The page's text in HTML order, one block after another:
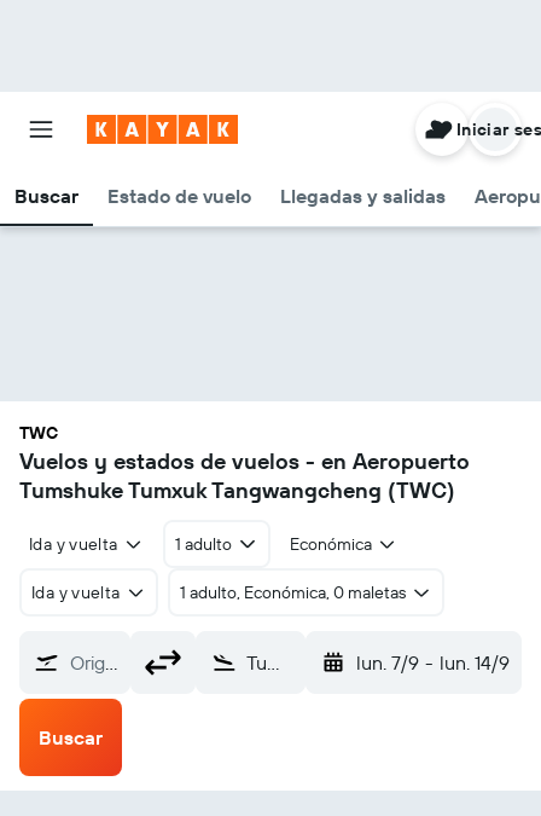
Buscar Estado de vuelo Llegadas y salidas
Iniciar
TWC
Vuelos y estados de vuelos - en Aeropuerto
Tumshuke Tumxuk Tangwangcheng (TWC)
Ida y vuelta 1 adulto Económica
Ida y vuelta 1 adulto, Económica, 0 maletas
Origen Tumshuke Tumxuk Tangwangcheng (TWC) lun. 7/9 - lun. 14/9
Buscar